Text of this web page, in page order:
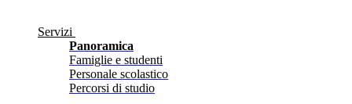
Servizi
Panoramica
Famiglie e studenti
Personale scolastico
Percorsi di studio